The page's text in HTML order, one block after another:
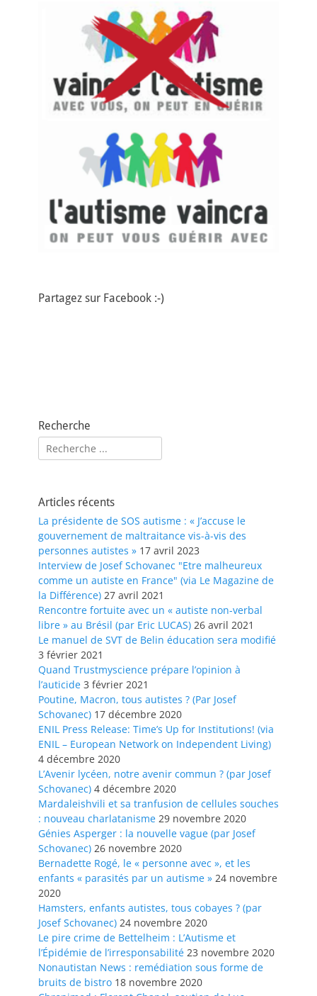
Partagez sur Facebook :-)
Recherche
Rechercher :
Articles récents
La présidente de SOS autisme : « J’accuse le
gouvernement de maltraitance vis-à-vis des
personnes autistes » 17 avril 2023
Interview de Josef Schovanec "Etre malheureux
comme un autiste en France" (via Le Magazine de
la Différence) 27 avril 2021
Rencontre fortuite avec un « autiste non-verbal
libre » au Brésil (par Eric LUCAS) 26 avril 2021
Le manuel de SVT de Belin éducation sera modifié
3 février 2021
Quand Trustmyscience prépare l’opinion à
l’auticide 3 février 2021
Poutine, Macron, tous autistes ? (Par Josef
Schovanec) 17 décembre 2020
ENIL Press Release: Time’s Up for Institutions! (via
ENIL – European Network on Independent Living)
4 décembre 2020
L’Avenir lycéen, notre avenir commun ? (par Josef
Schovanec) 4 décembre 2020
Mardaleishvili et sa tranfusion de cellules souches
: nouveau charlatanisme 29 novembre 2020
Génies Asperger : la nouvelle vague (par Josef
Schovanec) 26 novembre 2020
Bernadette Rogé, le « personne avec », et les
enfants « parasités par un autisme » 24 novembre
2020
Hamsters, enfants autistes, tous cobayes ? (par
Josef Schovanec) 24 novembre 2020
Le pire crime de Bettelheim : L’Autisme et
l’Épidémie de l’irresponsabilité 23 novembre 2020
Nonautistan News : remédiation sous forme de
bruits de bistro 18 novembre 2020